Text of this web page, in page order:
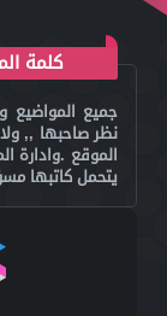
كلمة
جميع المواضيع
نظر صاحبها ,,
الموقع .وادارة
يتحمل كاتبها